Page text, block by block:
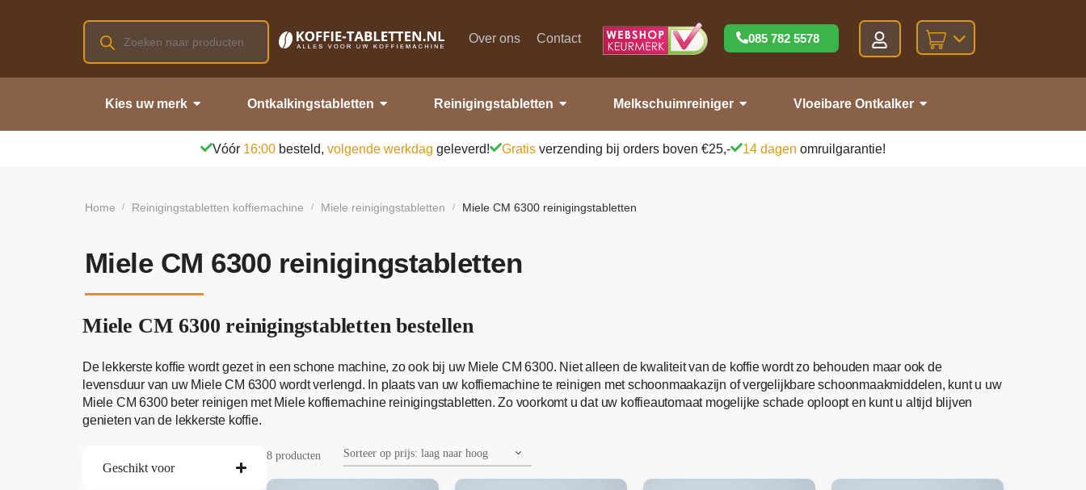
Over ons Contact 085 782 5578
Kies uw merk Ontkalkingstabletten Reinigingstabletten Melkschuimreiniger Vloeibare Ontkalker
Vóór 16:00 besteld, volgende werkdag geleverd! Gratis verzending bij orders boven €25,- 14 dagen omruilgarantie!
Home / Reinigingstabletten koffiemachine / Miele reinigingstabletten / Miele CM 6300 reinigingstabletten
Miele CM 6300 reinigingstabletten
Miele CM 6300 reinigingstabletten bestellen
De lekkerste koffie wordt gezet in een schone machine, zo ook bij uw Miele CM 6300. Niet alleen de kwaliteit van de koffie wordt zo behouden maar ook de
levensduur van uw Miele CM 6300 wordt verlengd. In plaats van uw koffiemachine te reinigen met schoonmaakazijn of vergelijkbare schoonmaakmiddelen, kunt u uw
Miele CM 6300 beter reinigen met Miele koffiemachine reinigingstabletten. Zo voorkomt u dat uw koffieautomaat mogelijke schade oploopt en kunt u altijd blijven
genieten van de lekkerste koffie.
Geschikt voor
8 producten